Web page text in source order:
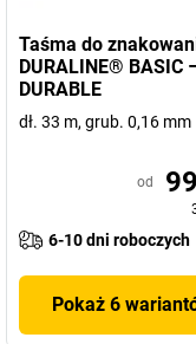
Taśma do
DURALINE® BASIC
DURABLE
dł. 33 m, grub. 0,16 mm
od
6-10 dni roboczych
Pokaż 6